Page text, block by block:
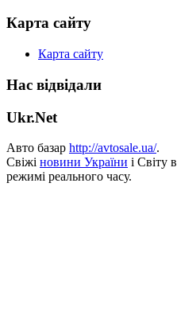
Карта сайту
Карта сайту
Нас відвідали
Ukr.Net
Авто базар http://avtosale.ua/.
Свіжі новини України і Світу в
режимі реального часу.